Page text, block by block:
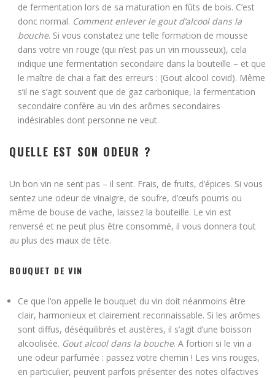
de fermentation lors de sa maturation en fûts de bois. C’est
donc normal. Comment enlever le gout d’alcool dans la
bouche. Si vous constatez une telle formation de mousse
dans votre vin rouge (qui n’est pas un vin mousseux), cela
indique une fermentation secondaire dans la bouteille – et que
le maître de chai a fait des erreurs : (Gout alcool covid). Même
s’il ne s’agit souvent que de gaz carbonique, la fermentation
secondaire confère au vin des arômes secondaires
indésirables dont personne ne veut.
QUELLE EST SON ODEUR ?
Un bon vin ne sent pas – il sent. Frais, de fruits, d’épices. Si vous
sentez une odeur de vinaigre, de soufre, d’œufs pourris ou
même de bouse de vache, laissez la bouteille. Le vin est
renversé et ne peut plus être consommé, il vous donnera tout
au plus des maux de tête.
BOUQUET DE VIN
Ce que l’on appelle le bouquet du vin doit néanmoins être
clair, harmonieux et clairement reconnaissable. Si les arômes
sont diffus, déséquilibrés et austères, il s’agit d’une boisson
alcoolisée. Gout alcool dans la bouche. A fortiori si le vin a
une odeur parfumée : passez votre chemin ! Les vins rouges,
en particulier, peuvent parfois présenter des notes olfactives